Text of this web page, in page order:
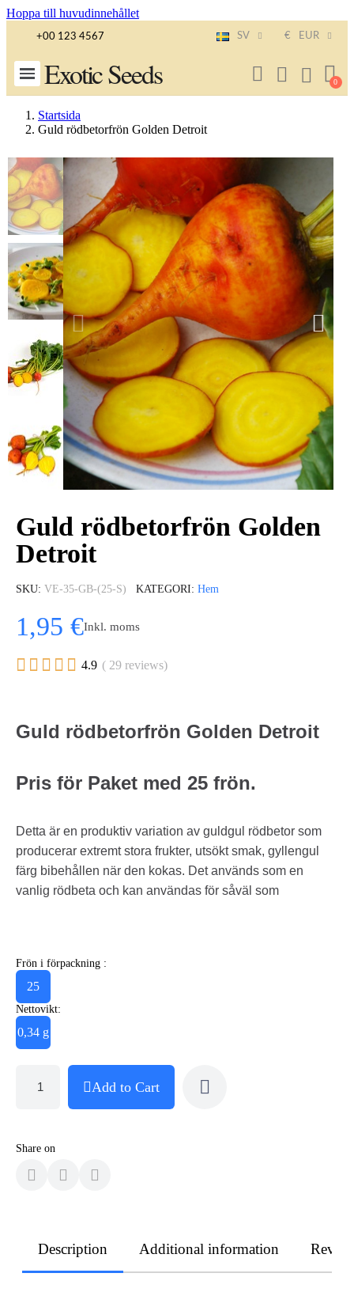
Hoppa till huvudinnehållet
+00 123 4567 SV € EUR
Exotic Seeds
Startsida
Guld rödbetorfrön Golden Detroit
Guld rödbetorfrön Golden
Detroit
SKU VE-35-GB-(25-S) KATEGORI Hem
1,95 €Inkl. moms
     4.9 ( 29 reviews)
Guld rödbetorfrön Golden Detroit
Pris för Paket med 25 frön.
Detta är en produktiv variation av guldgul rödbetor som
producerar extremt stora frukter, utsökt smak, gyllengul
färg bibehållen när den kokas. Det används som en
vanlig rödbeta och kan användas för såväl som
Frön i förpackning :
25
Nettovikt:
0,34 g
Add to Cart
Share on
Description Additional information